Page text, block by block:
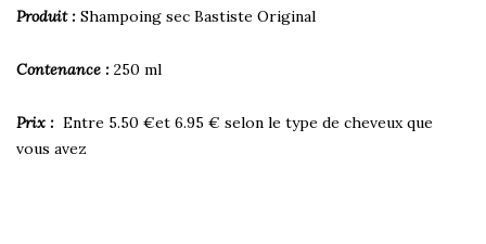
Produit : Shampoing sec Bastiste Original
Contenance : 250 ml
Prix : Entre 5.50 €et 6.95 € selon le type de cheveux que
vous avez